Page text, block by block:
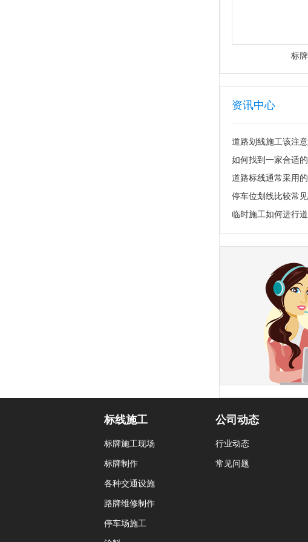
标
资讯中心
道路划线施工该注
如何找到一家合适
道路标线通常采用
临时施工如何进行
标线施工
标牌施工现场
标牌制作
各种交通设施
路牌维修制作
停车场施工
公司动态
行业动态
常见问题